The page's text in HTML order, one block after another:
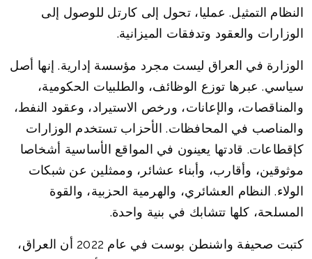
النظام التمثيل. عمليا، تحول إلى كارتل للوصول إلى
الوزارات والعقود وتدفقات الميزانية.
الوزارة في العراق ليست مجرد مؤسسة إدارية. إنها أصل
سياسي. عبرها توزع الوظائف، والطلبيات الحكومية،
والمناقصات، والإعانات، ورخص الاستيراد، وعقود النفط،
والمناصب في المحافظات. الأحزاب تستخدم الوزارات
كإقطاعات. قادتها يعينون في المواقع الأساسية أشخاصا
موثوقين، وأقارب، وأبناء عشائر، وممثلين عن شبكات
الولاء. النظام العشائري، والهرمية الحزبية، والقوة
المسلحة، كلها تتشابك في بنية واحدة.
كتبت صحيفة واشنطن بوست في عام 2022 أن العراق،